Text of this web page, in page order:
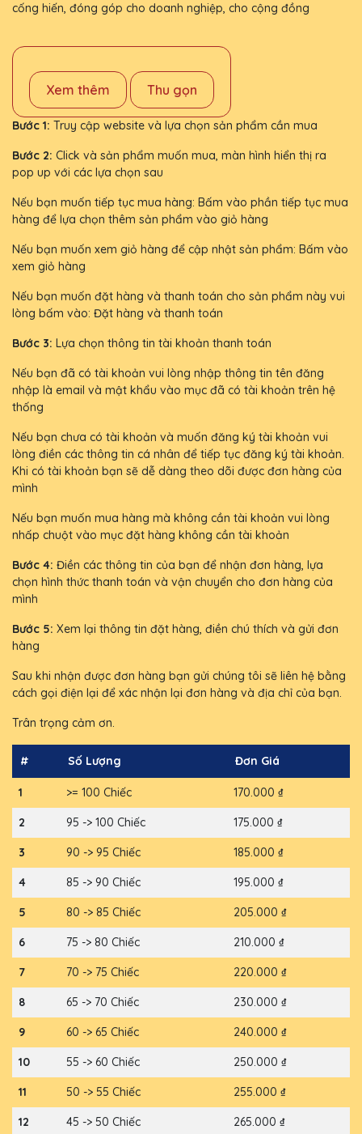
cống hiến, đóng góp cho doanh nghiệp, cho cộng đồng
Xem thêm Thu gọn
Bước 1: Truy cập website và lựa chọn sản phẩm cần mua
Bước 2: Click và sản phẩm muốn mua, màn hình hiển thị ra
pop up với các lựa chọn sau
Nếu bạn muốn tiếp tục mua hàng: Bấm vào phần tiếp tục mua
hàng để lựa chọn thêm sản phẩm vào giỏ hàng
Nếu bạn muốn xem giỏ hàng để cập nhật sản phẩm: Bấm vào
xem giỏ hàng
Nếu bạn muốn đặt hàng và thanh toán cho sản phẩm này vui
lòng bấm vào: Đặt hàng và thanh toán
Bước 3: Lựa chọn thông tin tài khoản thanh toán
Nếu bạn đã có tài khoản vui lòng nhập thông tin tên đăng
nhập là email và mật khẩu vào mục đã có tài khoản trên hệ
thống
Nếu bạn chưa có tài khoản và muốn đăng ký tài khoản vui
lòng điền các thông tin cá nhân để tiếp tục đăng ký tài khoản.
Khi có tài khoản bạn sẽ dễ dàng theo dõi được đơn hàng của
mình
Nếu bạn muốn mua hàng mà không cần tài khoản vui lòng
nhấp chuột vào mục đặt hàng không cần tài khoản
Bước 4: Điền các thông tin của bạn để nhận đơn hàng, lựa
chọn hình thức thanh toán và vận chuyển cho đơn hàng của
mình
Bước 5: Xem lại thông tin đặt hàng, điền chú thích và gửi đơn
hàng
Sau khi nhận được đơn hàng bạn gửi chúng tôi sẽ liên hệ bằng
cách gọi điện lại để xác nhận lại đơn hàng và địa chỉ của bạn.
Trân trọng cảm ơn.
# Số Lượng Đơn Giá
1 >= 100 Chiếc 170.000 ₫
2 95 -> 100 Chiếc 175.000 ₫
3 90 -> 95 Chiếc 185.000 ₫
4 85 -> 90 Chiếc 195.000 ₫
5 80 -> 85 Chiếc 205.000 ₫
6 75 -> 80 Chiếc 210.000 ₫
7 70 -> 75 Chiếc 220.000 ₫
8 65 -> 70 Chiếc 230.000 ₫
9 60 -> 65 Chiếc 240.000 ₫
10 55 -> 60 Chiếc 250.000 ₫
11 50 -> 55 Chiếc 255.000 ₫
12 45 -> 50 Chiếc 265.000 ₫